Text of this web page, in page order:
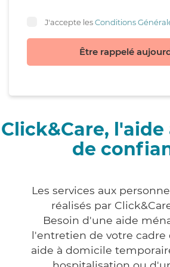
J'accepte lesConditions
Être rappelé
Click&Care,
de
Les services aux
réalisés par
Besoin d'une aide
l'entretien de votre cadre
aide à domicile